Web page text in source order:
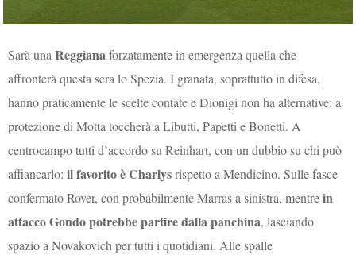
Sarà unaReggianaforzatamente in emergenza quella che
affronterà questa sera lo Spezia. I granata, soprattutto in difesa,
hanno praticamente le scelte contate e Dionigi non ha alternative: a
protezione di Motta toccherà a Libutti, Papetti e Bonetti. A
centrocampo tutti d’accordo su Reinhart, con un dubbio su chi può
affiancarlo:il favorito è Charlysrispetto a Mendicino. Sulle fasce
confermato Rover, con probabilmente Marras a sinistra, mentrein
attacco Gondo potrebbe partire dalla panchina, lasciando
spazio a Novakovich per tutti i quotidiani. Alle spalle